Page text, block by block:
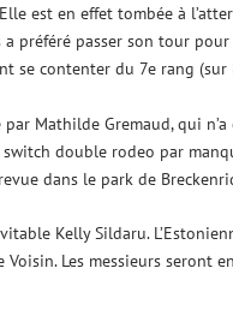
est en effet tombée à
a préféré passer son tour
se contenter du 7e rang (sur
Mathilde Gremaud, qui
double rodeo par
dans le park de
Kelly Sildaru.
Voisin. Les messieurs seront